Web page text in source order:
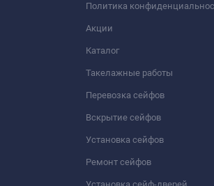
Политика
Акции
Каталог
Такелажные работы
Перевозка сейфов
Вскрытие сейфов
Установка сейфов
Ремонт сейфов